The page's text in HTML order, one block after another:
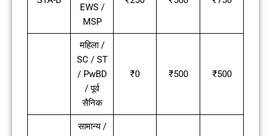
EWS /
MSP
महिला /
SC / ST
/ PwBD
/ पूर्व
सैनिक
₹0 ₹500 ₹500
सामान्य /